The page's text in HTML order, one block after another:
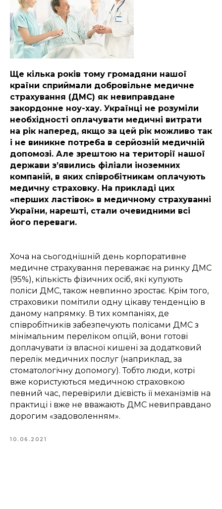
Ще кілька років тому громадяни нашої
країни сприймали добровільне медичне
страхування (ДМС) як невиправдане
закордонне ноу-хау. Українці не розуміли
необхідності оплачувати медичні витрати
на рік наперед, якщо за цей рік можливо так
і не виникне потреба в серйозній медичній
допомозі. Але зрештою на території нашої
держави з’явились філіали іноземних
компаній, в яких співробітникам оплачують
медичну страховку. На прикладі цих
«перших ластівок» в медичному страхуванні
України, нарешті, стали очевидними всі
його переваги.
Хоча на сьогоднішній день корпоративне
медичне страхування переважає на ринку ДМС
(95%), кількість фізичних осіб, які купують
поліси ДМС, також невпинно зростає. Крім того,
страховики помітили одну цікаву тенденцію в
даному напрямку. В тих компаніях, де
співробітників забезпечують полісами ДМС з
мінімальним переліком опцій, вони готові
доплачувати із власної кишені за додатковий
перелік медичних послуг (наприклад, за
стоматологічну допомогу). Тобто люди, котрі
вже користуються медичною страховкою
певний час, перевірили дієвість її механізмів на
практиці і вже не вважають ДМС невиправдано
дорогим «задоволенням».
10.06.2021